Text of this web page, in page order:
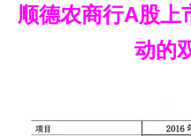
顺德农商行A股上
动的